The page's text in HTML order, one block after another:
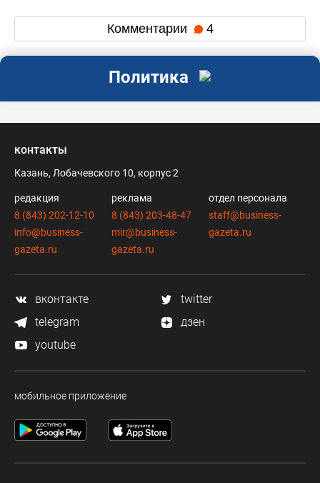
Комментарии 4
Политика
контакты
Казань, Лобачевского 10, корпус 2
редакция
8 (843) 202-12-10
info@business-
gazeta.ru
реклама
8 (843) 203-48-47
mir@business-
gazeta.ru
отдел персонала
staff@business-
gazeta.ru
вконтакте
twitter
telegram
дзен
youtube
мобильное приложение